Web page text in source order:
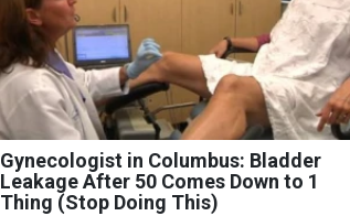
Gynecologist in Columbus: Bladder
Leakage After 50 Comes Down to 1
Thing (Stop Doing This)